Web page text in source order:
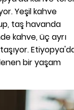
Yeşil kahve
taş havanda
kahve, üç ayrı
bir yaşam